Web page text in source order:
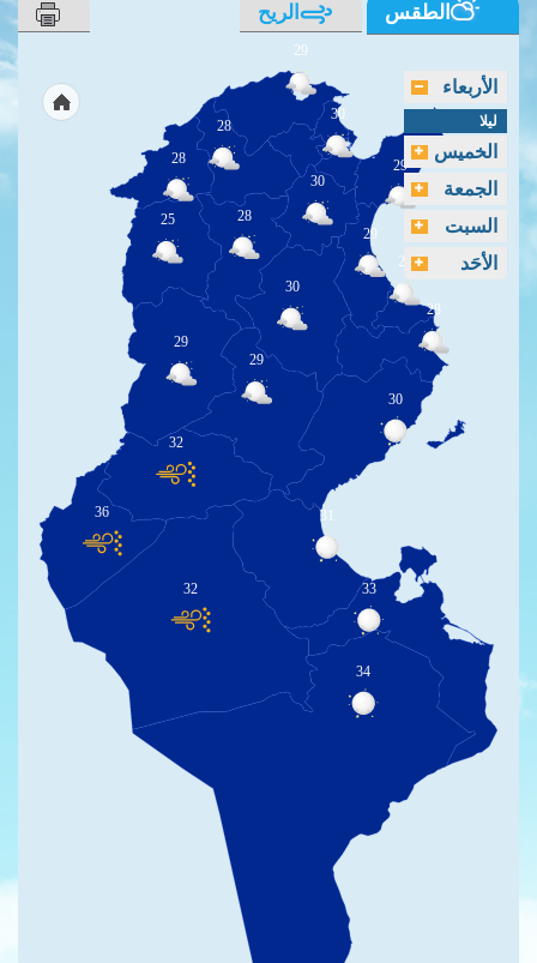
الطقس الريح
30
29
29
30
28
28
28
25
30
29
29
28
29
29
30
31
32
36
32 33
34
الأربعاء
ليلا
الخميس
الجمعة
السبت
الأحَد